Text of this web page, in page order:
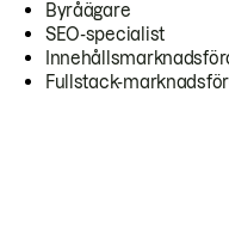
Byråägare
SEO-specialist
Fullstack-